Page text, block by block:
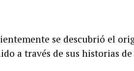
se descubrió el
a través de sus historias